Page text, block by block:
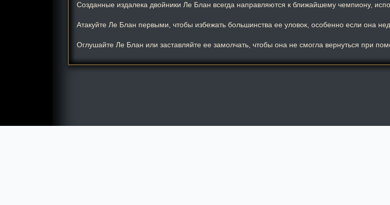
Созданные издалека двойники Ле Блан всегда направляются к ближайшему чемпиону,
Атакуйте Ле Блан первыми, чтобы избежать большинства ее уловок, особенно если она
Оглушайте Ле Блан или заставляйте ее замолчать, чтобы она не смогла вернуться при